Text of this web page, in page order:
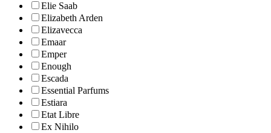
Elie Saab
Elizabeth Arden
Elizavecca
Emaar
Emper
Enough
Escada
Essential Parfums
Estiara
Etat Libre
Ex Nihilo